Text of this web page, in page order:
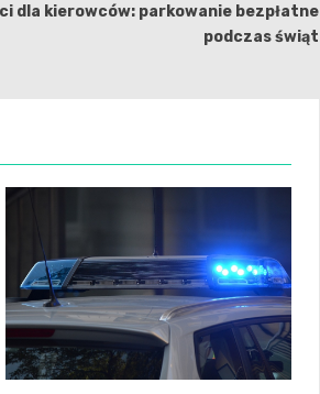
dla kierowców: parkowanie bezpłatne
podczas świąt